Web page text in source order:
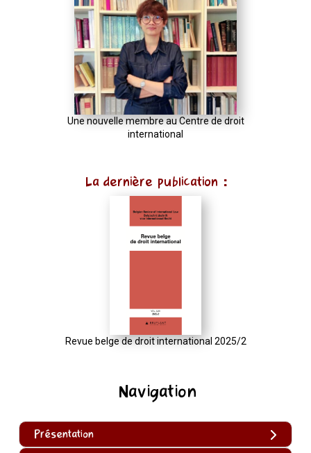
Navigation
Présentation
Une nouvelle membre au Centre de droit
international
La dernière publication :
Revue belge de droit international 2025/2